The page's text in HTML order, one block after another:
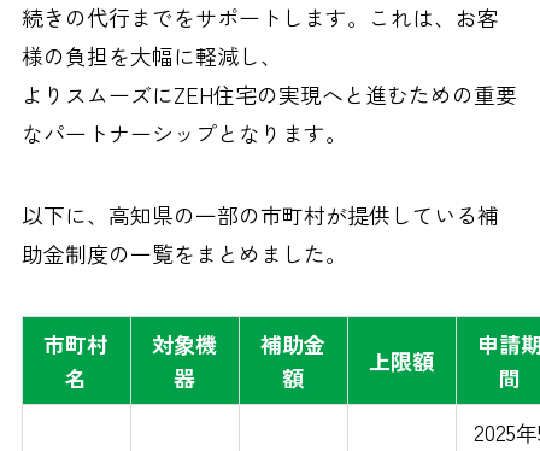
続きの代行までをサポートします。これは、お客
様の負担を大幅に軽減し、
よりスムーズにZEH住宅の実現へと進むための重要
なパートナーシップとなります。
以下に、高知県の一部の市町村が提供している補
助金制度の一覧をまとめました。
市町村
名
対象機
器
補助金
額
上限額
申請
間
2025